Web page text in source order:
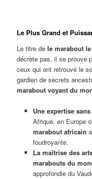
Le Plus Grand et
Le titre dele marabout
décrète pas, il se prouve
ceux qui ont retrouvé le
gardien de secrets
marabout voyant du
Une expertise
Afrique, en Europe
marabout africain
foudroyante.
La maîtrise des
marabouts du
approfondie du